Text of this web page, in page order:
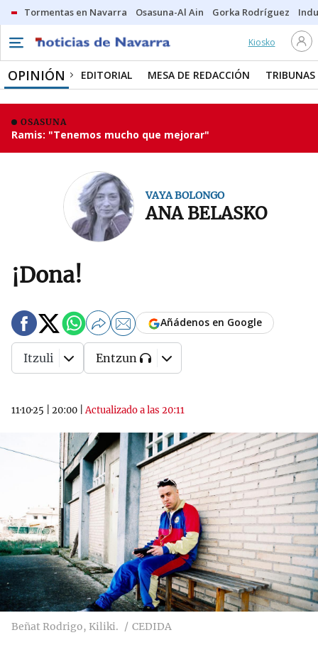
Tormentas en Navarra Osasuna-Al Ain Gorka Rodríguez
Kiosko
OPINIÓN EDITORIAL MESA DE REDACCIÓN TRIBUNAS
OSASUNA
Ramis: "Tenemos mucho que mejorar"
VAYA BOLONGO
ANA BELASKO
¡Dona!
11·10·25 20:00 |Actualizado a las 20:11
Añádenos en Google
Itzuli Entzun
Beñat Rodrigo, Kiliki. CEDIDA